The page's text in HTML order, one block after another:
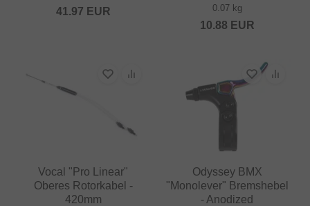
41.97 EUR 0.07 kg
10.88 EUR
Vocal "Pro Linear"
Oberes Rotorkabel -
420mm
Odyssey BMX
"Monolever" Bremshebel
- Anodized